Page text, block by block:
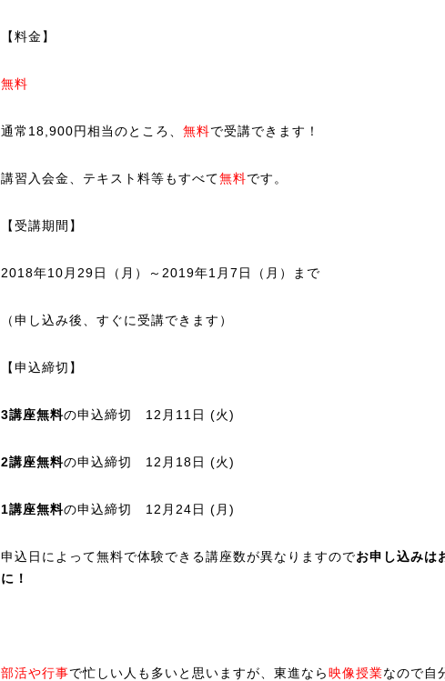
【料金】
無料
通常18,900円相当のところ、 無料で受講できます！
講習入会金、テキスト料等もすべて無料です。
【受講期間】
2018年10月29日（月）～2019年1月7日（月）まで
（申し込み後、すぐに受講できます）
【申込締切】
3講座無料の申込締切 12月11日 (火)
2講座無料の申込締切 12月18日 (火)
1講座無料の申込締切 12月24日 (月)
申込日によって無料で体験できる講座数が異なりますのでお申し込みは
に！
部活や行事で忙しい人も多いと思いますが、東進なら映像授業なので自